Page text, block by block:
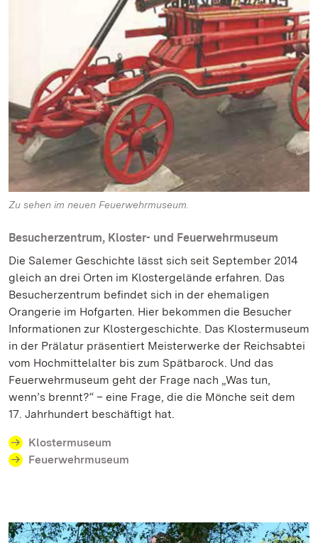
Zu sehen im neuen Feuerwehrmuseum.
Besucherzentrum, Kloster- und Feuerwehrmuseum
Die Salemer Geschichte lässt sich seit September 2014
gleich an drei Orten im Klostergelände erfahren. Das
Besucherzentrum befindet sich in der ehemaligen
Orangerie im Hofgarten. Hier bekommen die Besucher
Informationen zur Klostergeschichte. Das Klostermuseum
in der Prälatur präsentiert Meisterwerke der Reichsabtei
vom Hochmittelalter bis zum Spätbarock. Und das
Feuerwehrmuseum geht der Frage nach „Was tun,
wenn’s brennt?“ – eine Frage, die die Mönche seit dem
17. Jahrhundert beschäftigt hat.
Klostermuseum
Feuerwehrmuseum